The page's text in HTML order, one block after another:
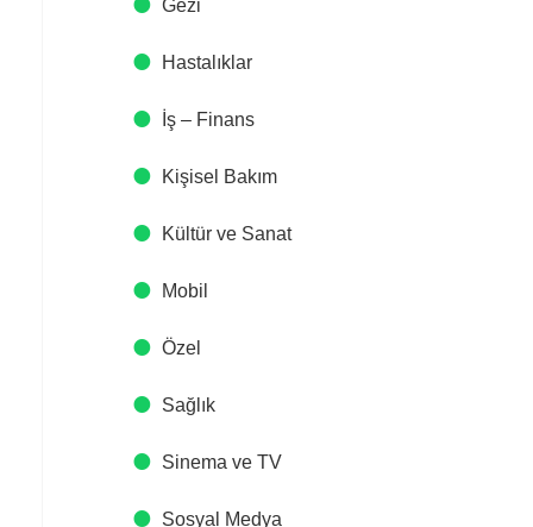
Gezi
Hastalıklar
İş – Finans
Kişisel Bakım
Kültür ve Sanat
Mobil
Özel
Sağlık
Sinema ve TV
Sosyal Medya